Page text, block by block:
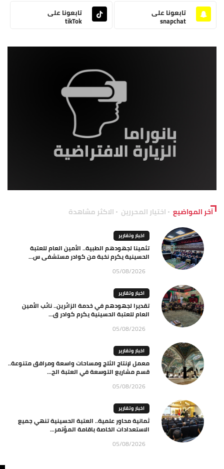
تابعونا على
snapchat
تابعونا على
tikTok
آخر المواضيع اختيار المحررين الاكثر مشاهدة
اخبار وتقارير
تثمينا لجهودهم الطبية.. الأمين العام للعتبة
الحسينية يكرم نخبة من كوادر مستشفى س...
05/08/2026
اخبار وتقارير
تقديرا لجهودهم في خدمة الزائرين.. نائب الأمين
العام للعتبة الحسينية يكرم كوادر ق...
05/08/2026
اخبار وتقارير
معمل لإنتاج الثلج ومساحات واسعة ومرافق متنوعة..
قسم مشاريع التوسعة في العتبة الح...
05/08/2026
اخبار وتقارير
ثمانية محاور علمية.. العتبة الحسينية تنهي جميع
الاستعدادات الخاصة باقامة المؤتمر...
05/08/2026